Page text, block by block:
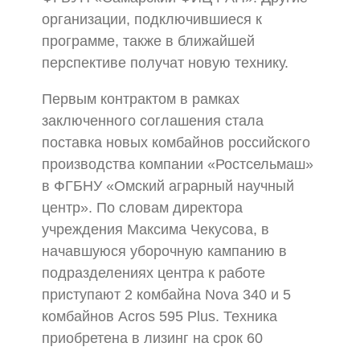
организации, подключившиеся к
программе, также в ближайшей
перспективе получат новую технику.
Первым контрактом в рамках
заключенного соглашения стала
поставка новых комбайнов российского
производства компании «Ростсельмаш»
в ФГБНУ «Омский аграрный научный
центр». По словам директора
учреждения Максима Чекусова, в
начавшуюся уборочную кампанию в
подразделениях центра к работе
приступают 2 комбайна Nova 340 и 5
комбайнов Acros 595 Plus. Техника
приобретена в лизинг на срок 60